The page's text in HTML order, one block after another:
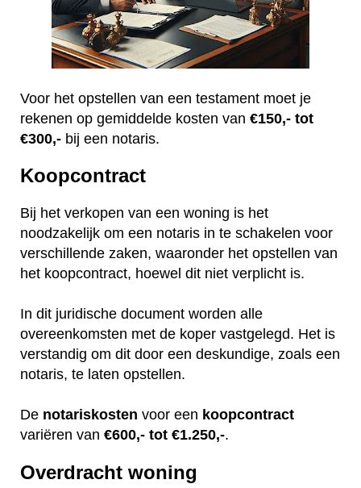
Voor het opstellen van een testament moet je
rekenen op gemiddelde kosten van €150,- tot
€300,- bij een notaris.
Koopcontract
Bij het verkopen van een woning is het
noodzakelijk om een notaris in te schakelen voor
verschillende zaken, waaronder het opstellen van
het koopcontract, hoewel dit niet verplicht is.
In dit juridische document worden alle
overeenkomsten met de koper vastgelegd. Het is
verstandig om dit door een deskundige, zoals een
notaris, te laten opstellen.
De notariskosten voor een koopcontract
variëren van €600,- tot €1.250,-.
Overdracht woning